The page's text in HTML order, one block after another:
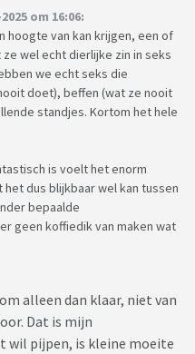
om 16:06:
hoogte van kan krijgen, een of
wel echt dierlijke zin in seks
we echt seks die
doet), beffen (wat ze nooit
standjes. Kortom het hele
is voelt het enorm
dus blijkbaar wel kan tussen
bepaalde
geen koffiedik van maken wat
alleen dan klaar, niet van
Dat is mijn
wil pijpen, is kleine moeite